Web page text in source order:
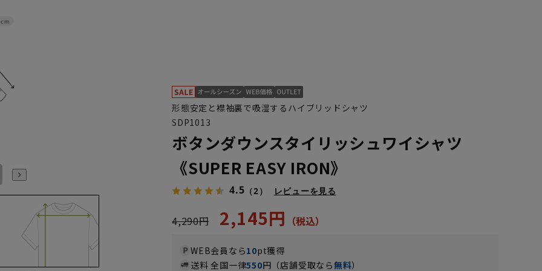
S37cm/88cm S(37cm) M(39cm)
形態安定と襟袖裏で吸湿するハイブリッドシャツ
SDP1013
ボタンダウンスタイリッシュワイシャツ
《SUPER EASY IRON》
4.5 （2） レビューを見る
4,290円 2,145円
WEB会員なら10pt獲得
送料 全国一律550円（店舗受取なら無料）